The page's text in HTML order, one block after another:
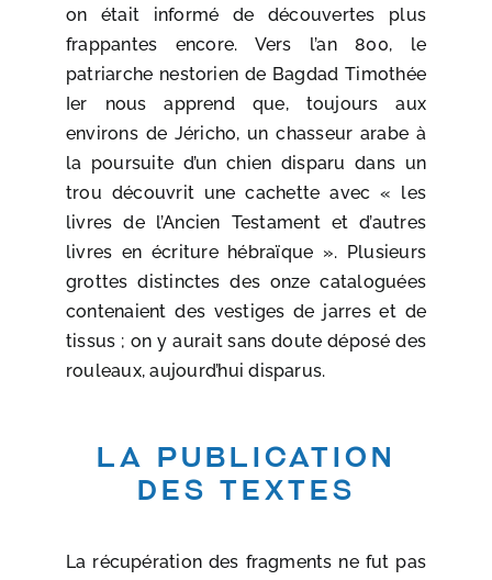
on était informé de découvertes plus
frappantes encore. Vers l’an 800, le
patriarche nestorien de Bagdad Timothée
Ier nous apprend que, toujours aux
environs de Jéricho, un chasseur arabe à
la poursuite d’un chien disparu dans un
trou découvrit une cachette avec « les
livres de l’Ancien Testament et d’autres
livres en écriture hébraïque ». Plusieurs
grottes distinctes des onze cataloguées
contenaient des vestiges de jarres et de
tissus ; on y aurait sans doute déposé des
rouleaux, aujourd’hui disparus.
La publication
des textes
La récupération des fragments ne fut pas